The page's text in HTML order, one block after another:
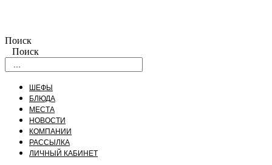
Поиск
Поиск
ШЕФЫ
БЛЮДА
МЕСТА
НОВОСТИ
КОМПАНИИ
РАССЫЛКА
ЛИЧНЫЙ КАБИНЕТ